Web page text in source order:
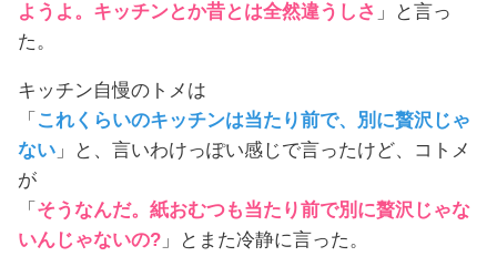
ようよ。キッチンとか昔とは全然違うしさ 」と言っ
た。
キッチン自慢のトメは
「 これくらいのキッチンは当たり前で、別に贅沢じゃ
ない 」と、言いわけっぽい感じで言ったけど、コトメ
が
「 そうなんだ。紙おむつも当たり前で別に贅沢じゃな
いんじゃないの? 」とまた冷静に言った。